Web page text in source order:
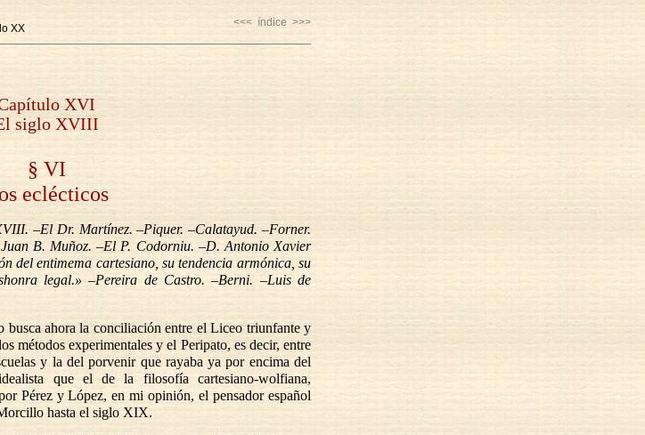
XX
<<< índice >>>
XVI
siglo XVIII
§ VI
eclécticos
–El Dr. Martínez. –Piquer. –Calatayud. –Forner.
B. Muñoz. –El P. Codorniu. –D. Antonio Xavier
del entimema cartesiano, su tendencia armónica, su
legal.» –Pereira de Castro. –Berni. –Luis de
busca ahora la conciliación entre el Liceo triunfante y
métodos experimentales y el Peripato, es decir, entre
y la del porvenir que rayaba ya por encima del
que el de la filosofía cartesiano-wolfiana,
Pérez y López, en mi opinión, el pensador español
hasta el siglo XIX.